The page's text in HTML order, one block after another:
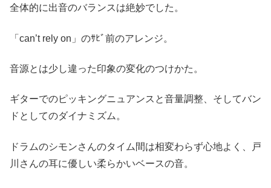
全体的に出音のバランスは絶妙でした。
「can’t rely on」 のｻﾋﾞ前のアレンジ。
音源とは少し違った印象の変化のつけかた。
ギターでのピッキングニュアンスと音量調整、そしてバン
ドとしてのダイナミズム。
ドラムのシモンさんのタイム間は相変わらず心地よく、戸
川さんの耳に優しい柔らかいベースの音。